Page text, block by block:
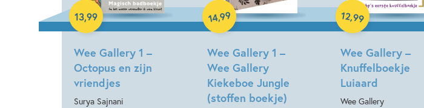
Wee Gallery 1 –
Octopus en zijn
vriendjes
Surya Sajnani
13,99
Hardcover
Wee Gallery 1 –
Wee Gallery
Kiekeboe Jungle
(stoffen boekje)
14,99
Paperback
Wee Gallery –
Knuffelboekje
Luiaard
Wee Gallery
12,99
Hardcover